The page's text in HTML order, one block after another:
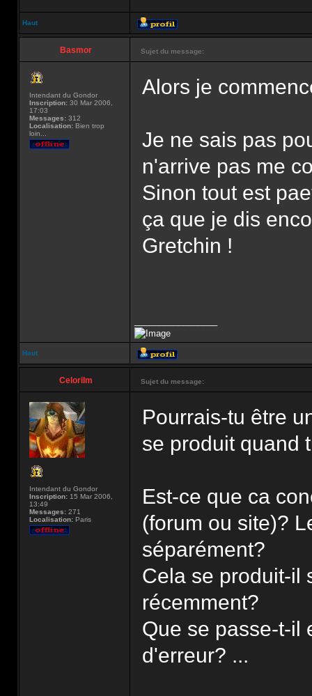
Haut
Basmor Sujet du message:
Intendant du Gondor
Inscription: 30 Mar 2006,
17:03
Messages: 312
Localisation: Bien trop
loin...
Alors je
Je ne sais pas
n'arrive pas me
Sinon tout est
ça que je dis
Gretchin !
Haut
Celorilm Sujet du message:
Intendant du Gondor
Inscription: 15 Mar 2006,
13:49
Messages: 271
Localisation: Paris
Pourrais-tu être
se produit quand
Est-ce que ca
(forum ou site)?
séparément?
Cela se produit-il
récemment?
Que se passe-t-il
d'erreur? ...